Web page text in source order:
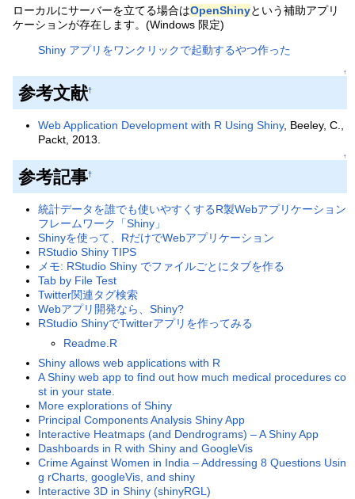
ローカルにサーバーを立てる場合はOpenShinyという補助アプリ
ケーションが存在します。(Windows 限定)
Shiny アプリをワンクリックで起動するやつ作った
↑
参考文献†
Web Application Development with R Using Shiny, Beeley, C.,
Packt, 2013.
↑
参考記事†
統計データを誰でも使いやすくするR製Webアプリケーション
フレームワーク「Shiny」
Shinyを使って、RだけでWebアプリケーション
RStudio Shiny TIPS
メモ: RStudio Shiny でファイルごとにタブを作る
Tab by File Test
Twitter関連タグ検索
Webアプリ開発なら、Shiny?
RStudio ShinyでTwitterアプリを作ってみる
Readme.R
Shiny allows web applications with R
A Shiny web app to find out how much medical procedures co
st in your state.
More explorations of Shiny
Principal Components Analysis Shiny App
Interactive Heatmaps (and Dendrograms) – A Shiny App
Dashboards in R with Shiny and GoogleVis
Crime Against Women in India – Addressing 8 Questions Usin
g rCharts, googleVis, and shiny
Interactive 3D in Shiny (shinyRGL)